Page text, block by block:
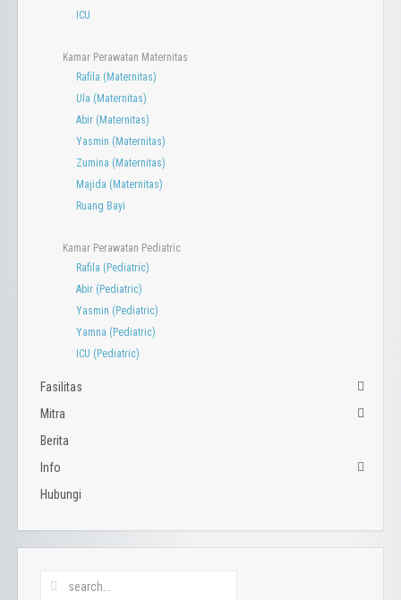
Klinik Jantung
Klinik Penyakit Dalam/Interna
Klinik Saraf
Klinik THT
Klinik Gigi
Klinik Mata
Klinik Fisioterapi/Rehabilitasi Medik
Klinik Anak
Klinik Psikologi
Instalasi Gawat Darurat
ICU
Kamar Perawatan Maternitas
Rafila (Maternitas)
Ula (Maternitas)
Abir (Maternitas)
Yasmin (Maternitas)
Zumina (Maternitas)
Majida (Maternitas)
Ruang Bayi
Kamar Perawatan Pediatric
Rafila (Pediatric)
Abir (Pediatric)
Yasmin (Pediatric)
Yamna (Pediatric)
ICU (Pediatric)
Fasilitas
Fasilitas Penunjang
Masjid
Mitra
Asuransi
Perusahaan - Instansi
Berita
Info
Jadwal Sholat Bulanan
Hubungi